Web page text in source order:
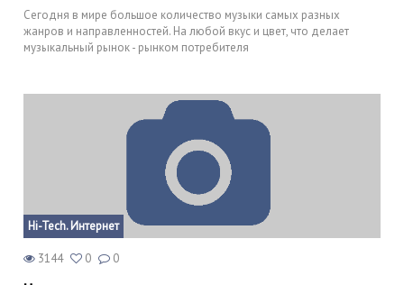
Сегодня в мире большое количество музыки самых разных
жанров и направленностей. На любой вкус и цвет, что делает
музыкальный рынок - рынком потребителя
Hi-Tech. Интернет
3144 0 0